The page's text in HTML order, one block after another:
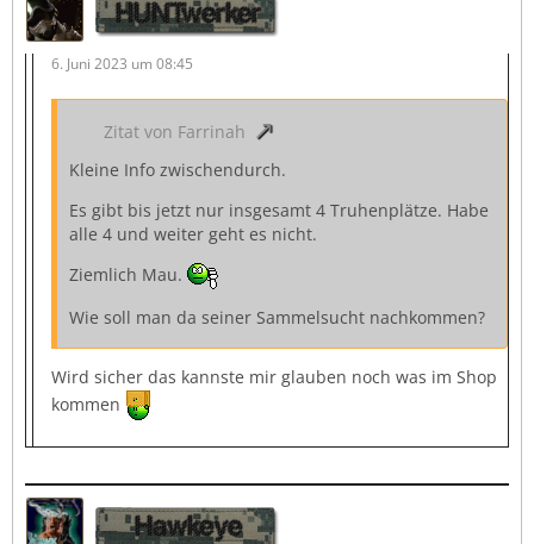
HUNTwerker
6. Juni 2023 um 08:45
Zitat von Farrinah
Kleine Info zwischendurch.
Es gibt bis jetzt nur insgesamt 4 Truhenplätze. Habe
alle 4 und weiter geht es nicht.
Ziemlich Mau.
Wie soll man da seiner Sammelsucht nachkommen?
Wird sicher das kannste mir glauben noch was im Shop
kommen
Hawkeye